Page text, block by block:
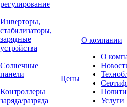
регулирование
Инверторы,
стабилизаторы,
зарядные
устройства
Солнечные
панели
Контроллеры
заряда/разряда
Цены
О компании
О
Услуги